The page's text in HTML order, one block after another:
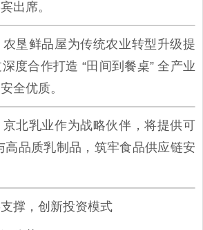
出席。
垦鲜品屋为传统农业转型升级提
度合作打造 “田间到餐桌” 全产业
全优质。
北乳业作为战略伙伴，将提供可
高品质乳制品，筑牢食品供应链安
撑，创新投资模式